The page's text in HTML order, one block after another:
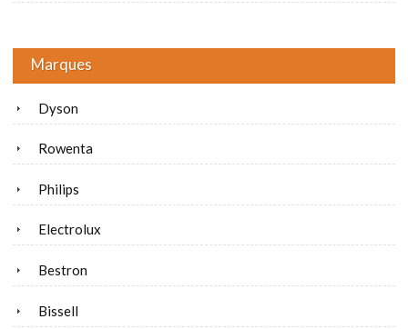
Marques
Dyson
Rowenta
Philips
Electrolux
Bestron
Bissell